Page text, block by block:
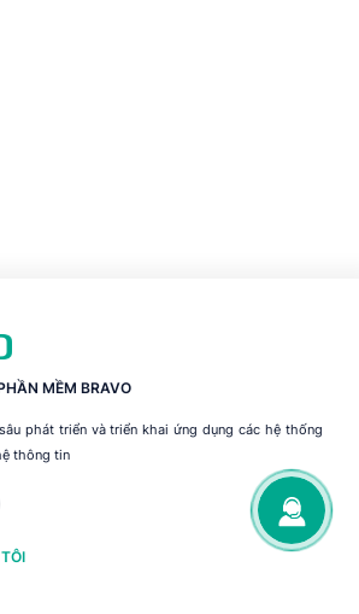
MỀM BRAVO
phát triển và triển khai ứng dụng các hệ thống
thông tin